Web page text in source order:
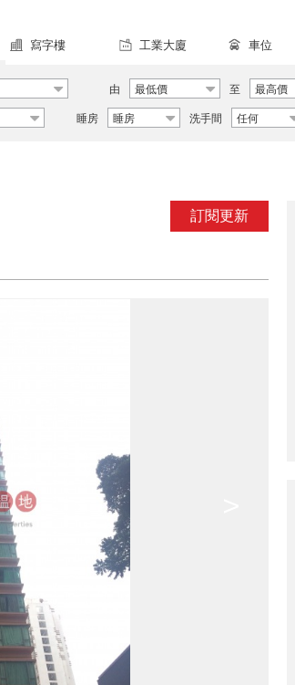
寫字樓 工業大廈 車位
由 最低價 至
最高價
睡房 睡房 洗手間 任何
訂閱更新